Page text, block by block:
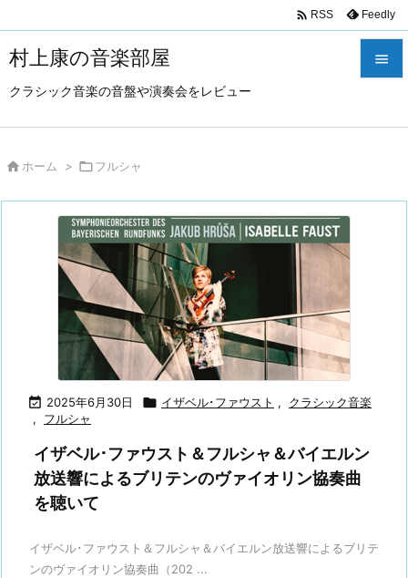
村上康の音楽部屋
クラシック音楽の音盤や演奏会をレビュー

 RSS Feedly
 ホーム > フルシャ
 2025年6月30日  イザベル･ファウスト ,
クラシック音楽
,
フルシャ
イザベル･ファウスト＆フルシャ＆バイエルン
放送響によるブリテンのヴァイオリン協奏曲
を聴いて
イザベル･ファウスト＆フルシャ＆バイエルン放送響によるブリテ
ンのヴァイオリン協奏曲（202 ...